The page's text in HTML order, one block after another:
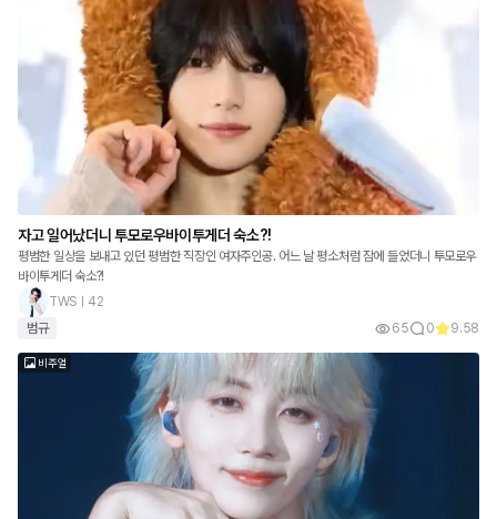
자고 일어났더니 투모로우바이투게더 숙소?!
평범한 일상을 보내고 있던 평범한 직장인 여자주인공. 어느 날 평소처럼 잠에 들었더니 투모로우
바이투게더 숙소?!
TWSㅣ42
범규
65 0 9.58
비주얼